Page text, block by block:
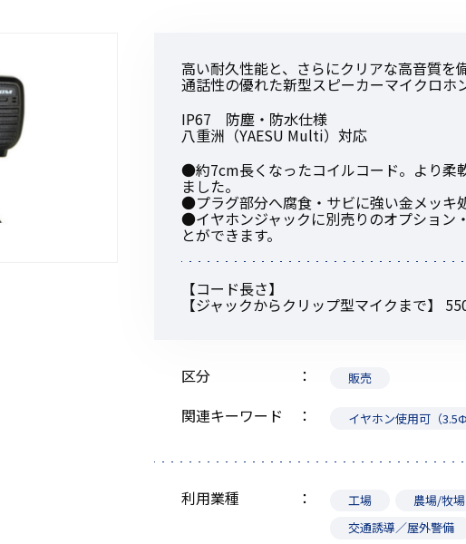
無線機収納・運搬ケース
その他アクセサリー
初めてご利用の方
高い耐久性能と、さらにクリアな高音質を
通話性の優れた新型スピーカーマイクロホ
IP67 防塵・防水仕様
八重洲（YAESU Multi）対応
●約7cm長くなったコイルコード。より柔
ました。
●プラグ部分へ腐食・サビに強い金メッキ
●イヤホンジャックに別売りのオプション
とができます。
【コード長さ】
【ジャックからクリップ型マイクまで】
区分 販売
関連キーワード イヤホン使用可（
利用業種 工場
農場/牧場
交通誘導／屋外警備